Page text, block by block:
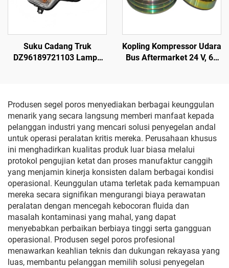
Suku Cadang Truk
DZ96189721103 Lampu
Kopling Kompressor Udara
Bus Aftermarket 24 V, 60
Produsen segel poros menyediakan berbagai keunggulan
menarik yang secara langsung memberi manfaat kepada
pelanggan industri yang mencari solusi penyegelan andal
untuk operasi peralatan kritis mereka. Perusahaan khusus
ini menghadirkan kualitas produk luar biasa melalui
protokol pengujian ketat dan proses manufaktur canggih
yang menjamin kinerja konsisten dalam berbagai kondisi
operasional. Keunggulan utama terletak pada kemampuan
mereka secara signifikan mengurangi biaya perawatan
peralatan dengan mencegah kebocoran fluida dan
masalah kontaminasi yang mahal, yang dapat
menyebabkan perbaikan berbiaya tinggi serta gangguan
operasional. Produsen segel poros profesional
menawarkan keahlian teknis dan dukungan rekayasa yang
luas, membantu pelanggan memilih solusi penyegelan